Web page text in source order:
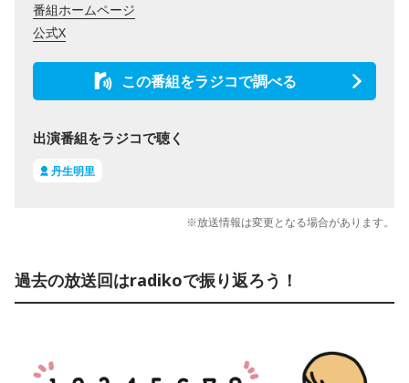
番組ホームページ
公式X
この番組をラジコで調べる
出演番組をラジコで聴く
丹生明里
※放送情報は変更となる場合があります。
過去の放送回はradikoで振り返ろう！